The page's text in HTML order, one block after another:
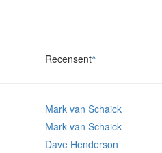
Recensent^
Mark van Schaick
Mark van Schaick
Dave Henderson